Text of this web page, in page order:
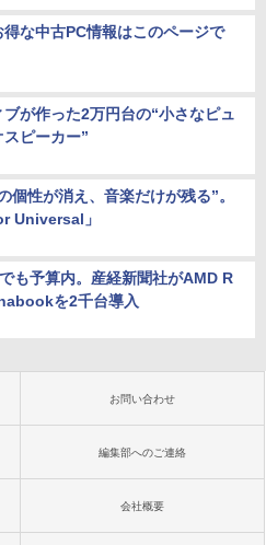
な中古PC情報はこのページで
が作った2万円台の“小さなピュ
ピーカー”
個性が消え、音楽だけが残る”。
Universal」
も予算内。産経新聞社がAMD R
を2千台導入
お問い合わせ
編集部へのご連絡
会社概要